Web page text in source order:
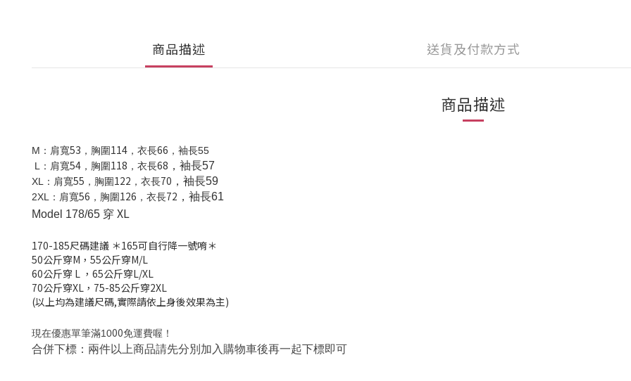
商品描述 送貨及付款方式
商品描述
M ：肩寬53 ，胸圍114 ，衣長66 ，袖長55
L
：肩寬54 ，胸圍118 ，衣長68 ，袖長57
XL ：肩寬55 ，胸圍122 ，衣長70 ，袖長59
2XL ：肩寬56 ，胸圍126 ，衣長72 ，袖長61
Model 178/65 穿 XL
170-185尺碼建議 ＊165可自行降一號唷＊
50公斤穿M， 55公斤穿M/L
60公斤穿 L ， 65公斤穿L/XL
70公斤穿XL， 75-85公斤穿2XL
(以上均為建議尺碼,實際請依上身後效果為主)
現在優惠單筆滿1000免運費喔！
合併下標：兩件以上商品請先分別加入購物車後再一起下標即可